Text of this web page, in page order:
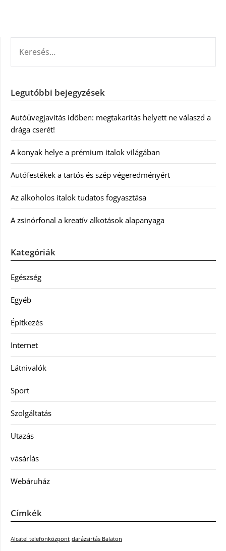
Legutóbbi bejegyzések
Autóüvegjavítás időben: megtakarítás helyett ne válaszd a
drága cserét!
A konyak helye a prémium italok világában
Autófestékek a tartós és szép végeredményért
Az alkoholos italok tudatos fogyasztása
A zsinórfonal a kreatív alkotások alapanyaga
Kategóriák
Egészség
Egyéb
Építkezés
Internet
Látnivalók
Sport
Szolgáltatás
Utazás
vásárlás
Webáruház
Címkék
Alcatel telefonközpont darázsirtás Balaton